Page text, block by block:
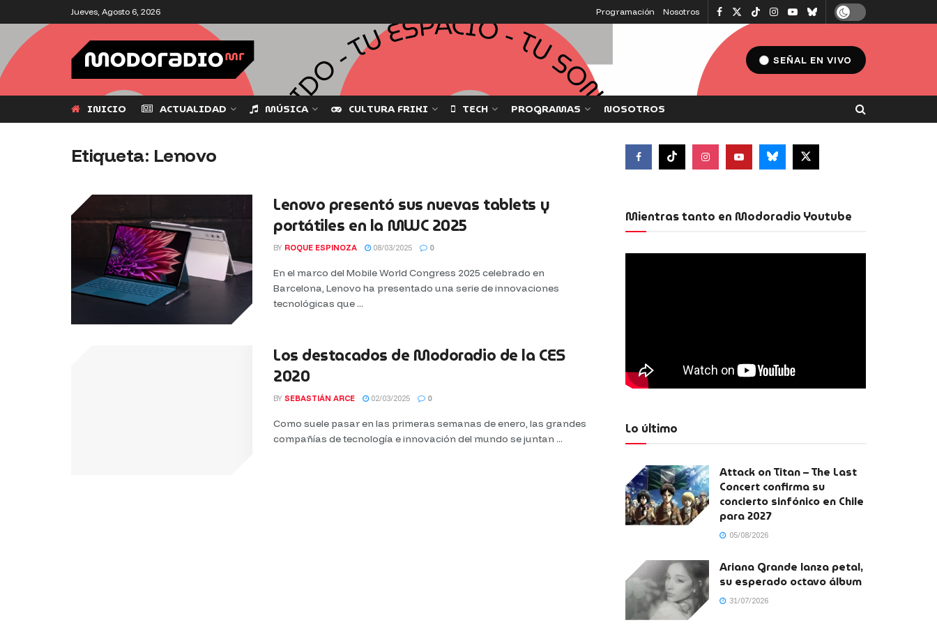
Jueves, Agosto 6, 2026 Programación Nosotros
SEÑAL EN VIVO
INICIO ACTUALIDAD MÚSICA CULTURA FRIKI TECH PROGRAMAS NOSOTROS
Etiqueta: Lenovo
Lenovo presentó sus nuevas tablets y
portátiles en la MWC 2025
BY ROQUE ESPINOZA 08/03/2025 0
En el marco del Mobile World Congress 2025 celebrado en
Barcelona, Lenovo ha presentado una serie de innovaciones
tecnológicas que ...
Los destacados de Modoradio de la CES
2020
BY SEBASTIÁN ARCE 02/03/2025 0
Como suele pasar en las primeras semanas de enero, las grandes
compañías de tecnología e innovación del mundo se juntan ...
Mientras tanto en Modoradio Youtube
Lo último
Attack on Titan – The Last
Concert confirma su
concierto sinfónico en Chile
para 2027
05/08/2026
Ariana Grande lanza petal,
su esperado octavo álbum
31/07/2026